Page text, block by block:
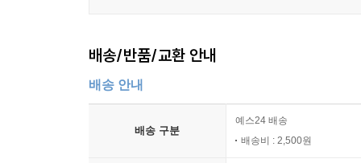
배송/반품/교환 안내
배송 안내
배송 구분
예스24 배송
배송비 : 2,500원